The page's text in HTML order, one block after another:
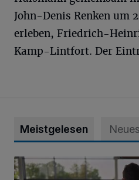
John-Denis Renken um
erleben, Friedrich-
Kamp-Lintfort. Der
Meistgelesen
Flotte Flosse sehr erfolgreich!